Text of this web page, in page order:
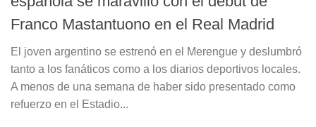
Franco Mastantuono en el Real Madrid
El joven argentino se estrenó en el Merengue y deslumbró
tanto a los fanáticos como a los diarios deportivos locales.
A menos de una semana de haber sido presentado como
refuerzo en el Estadio...